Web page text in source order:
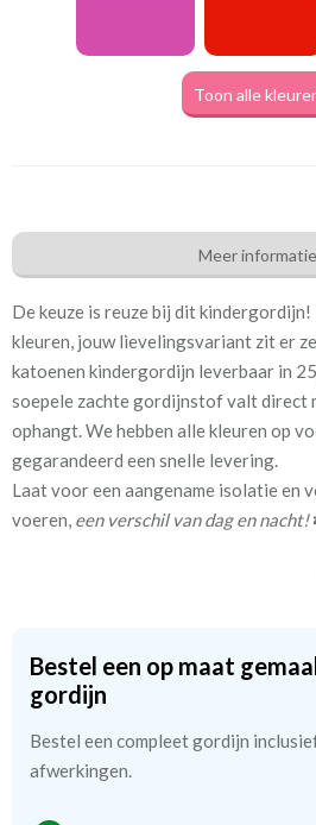
Toon alle
Be_Uniek grijs
Eigenschappen
Artikelnummer
Stofbreedte: 140
Meestal eerder, maar houd
rekening met
Materiaal:
eerst een knipstaaltje.
Zo weet u precies met welke kleur en
worden gemaakt.
Tip:Laat voor aangename
Meer informatie
De keuze is reuze bij dit
kleuren, jouw lievelingsvariant zit er
katoenen kindergordijn leverbaar in
soepele zachte gordijnstof valt direct
ophangt. We hebben alle kleuren op
gegarandeerd een snelle levering.
Laat voor een aangename isolatie en
voeren, een verschil van dag en nacht!
Bestel een op maat
gordijn
Bestel een compleet gordijn
afwerkingen.